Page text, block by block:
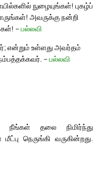
நுழையுங்கள்! புகழ்ப்
அவருக்கு நன்றி
– பல்லவி
என்றும் உள்ளது அவர்தம்
– பல்லவி
நீங்கள் தலை நிமிர்ந்து
நெருங்கி வருகின்றது.